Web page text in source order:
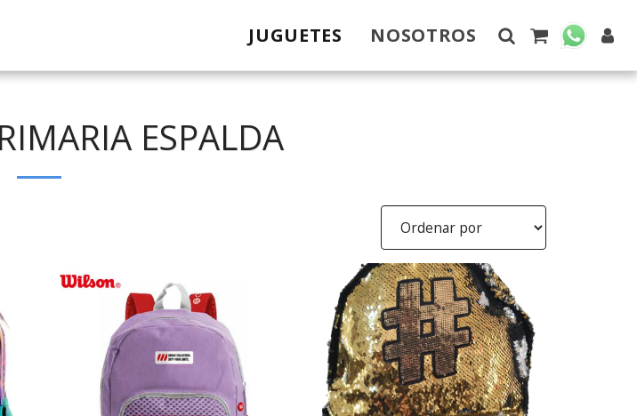
JUGUETES NOSOTROS
ESPALDA